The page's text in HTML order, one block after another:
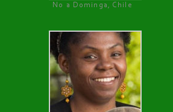
No a Dominga, Chile